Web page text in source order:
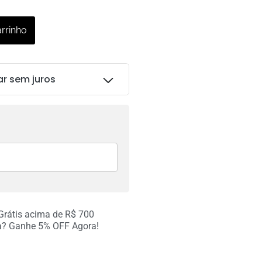
sem juros
R$376.00
R$375.99
acima de R$ 700
Ganhe 5% OFF Agora!